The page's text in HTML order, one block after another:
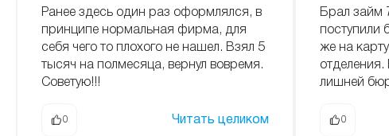
Ранее здесь один раз оформлялся, в
принципе нормальная фирма, для
себя чего то плохого не нашел. Взял 5
тысяч на полмесяца, вернул вовремя.
Советую!!!
0 Читать целиком
Брал займ
поступили
же на
отделения.
лишней
0